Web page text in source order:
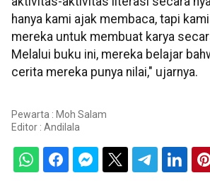
hanya kami ajak membaca, tapi
mereka untuk membuat karya
Melalui buku ini, mereka belajar
cerita mereka punya nilai," ujarnya.
Pewarta : Moh Salam
Editor : Andilala